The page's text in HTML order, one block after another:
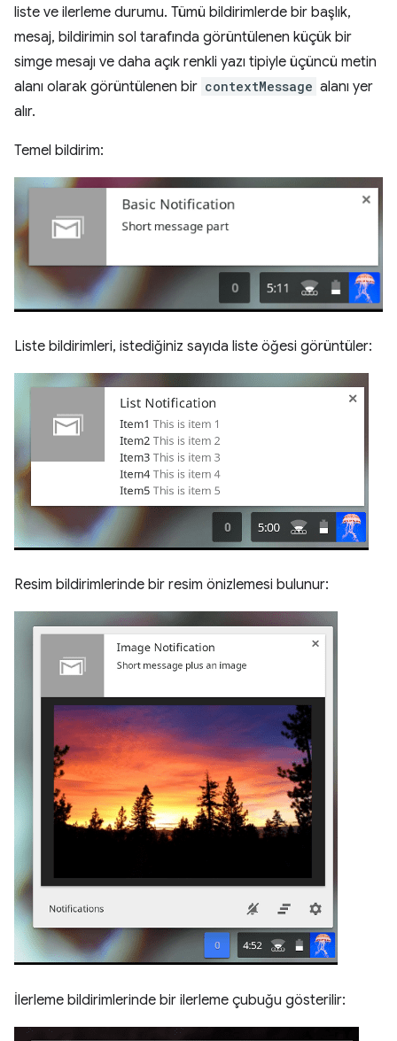
liste ve ilerleme durumu. Tümü bildirimlerde bir başlık,
mesaj, bildirimin sol tarafında görüntülenen küçük bir
simge mesajı ve daha açık renkli yazı tipiyle üçüncü metin
alanı olarak görüntülenen bir contextMessage alanı yer
alır.
Temel bildirim:
Liste bildirimleri, istediğiniz sayıda liste öğesi görüntüler:
Resim bildirimlerinde bir resim önizlemesi bulunur:
İlerleme bildirimlerinde bir ilerleme çubuğu gösterilir: